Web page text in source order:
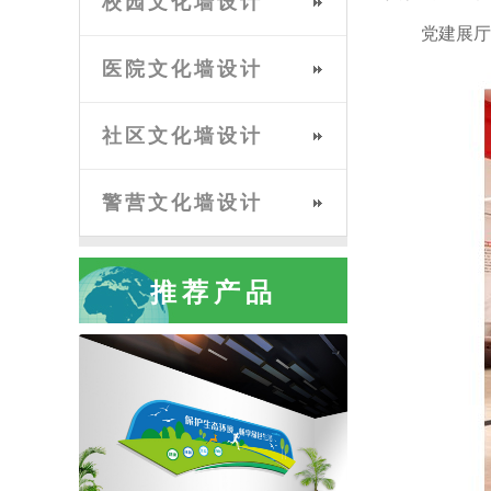
医院文化墙设计
社区文化墙设计
警营文化墙设计
推荐产品
党建展厅